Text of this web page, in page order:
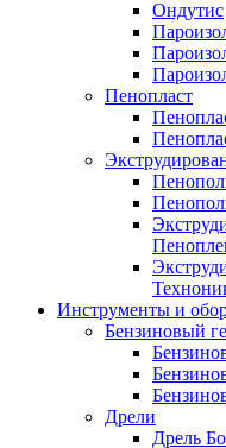
Ондутис
Пенопласт
Инструменты и
Бензиновый
Дрели
Дрель